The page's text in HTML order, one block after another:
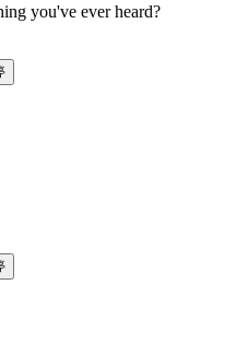
you've ever heard?